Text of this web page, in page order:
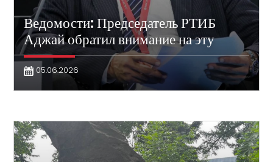
Ведомости: Председатель РТИБ
Аджай обратил внимание на эту
05.06.2026